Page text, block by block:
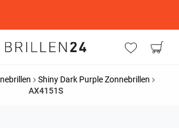
Shiny Dark Purple Zonnebrillen
AX4151S